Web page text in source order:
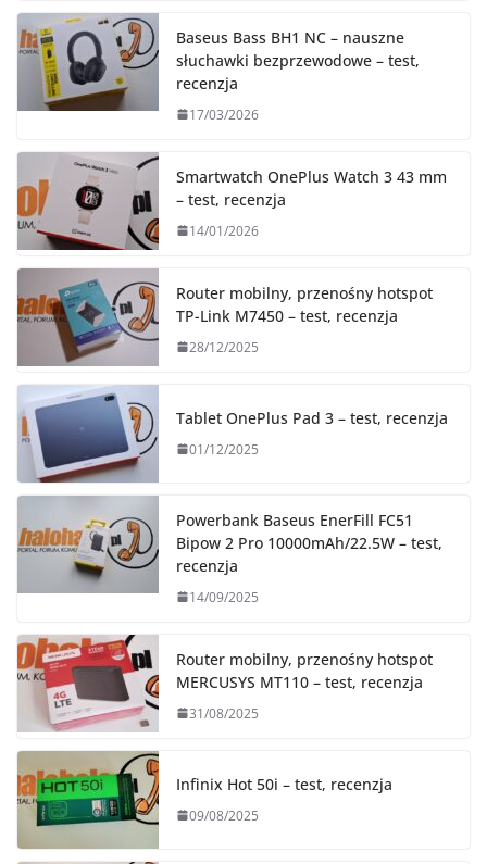
Baseus Bass BH1 NC – nauszne
słuchawki bezprzewodowe – test,
recenzja
17/03/2026
Smartwatch OnePlus Watch 3 43 mm
– test, recenzja
14/01/2026
Router mobilny, przenośny hotspot
TP-Link M7450 – test, recenzja
28/12/2025
Tablet OnePlus Pad 3 – test, recenzja
01/12/2025
Powerbank Baseus EnerFill FC51
Bipow 2 Pro 10000mAh/22.5W – test,
recenzja
14/09/2025
Router mobilny, przenośny hotspot
MERCUSYS MT110 – test, recenzja
31/08/2025
Infinix Hot 50i – test, recenzja
09/08/2025